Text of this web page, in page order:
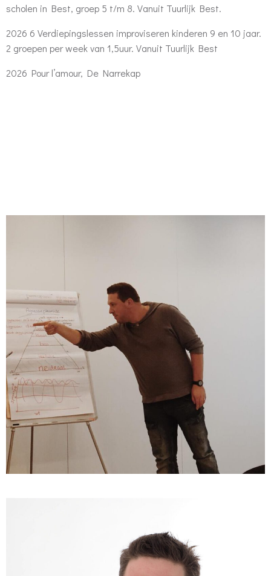
scholen in Best, groep 5 t/m 8. Vanuit Tuurlijk Best.
2026 6 Verdiepingslessen improviseren kinderen 9 en 10 jaar.
2 groepen per week van 1,5uur. Vanuit Tuurlijk Best
2026 Pour l’amour, De Narrekap